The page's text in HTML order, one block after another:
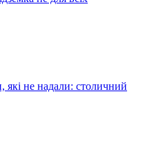
які не надали: столичний